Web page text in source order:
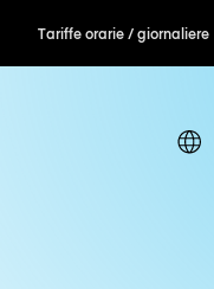
Tariffe orarie / giornaliere